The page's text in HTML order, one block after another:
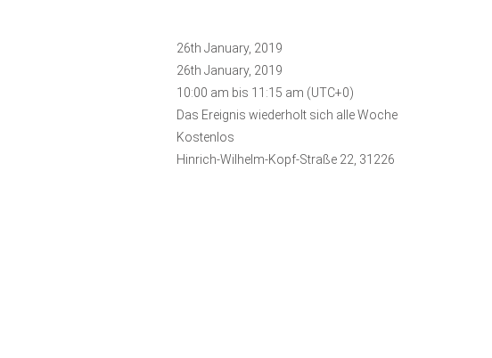
26th January, 2019
26th January, 2019
10:00 am bis 11:15 am (UTC+0)
Das Ereignis wiederholt sich alle Woche
Kostenlos
Hinrich-Wilhelm-Kopf-Straße 22, 31226